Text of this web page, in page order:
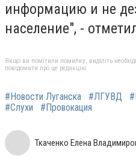
информацию и не
население", -
Якщо ви помітили помилку, виділіть
повідомити про це редакцію
#Новости Луганска #ЛГУВД
#Слухи
#Провокация
Ткаченко Елена